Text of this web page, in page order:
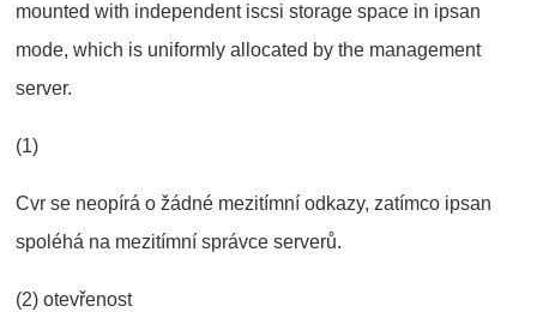
mounted with independent iscsi storage space in ipsan
mode, which is uniformly allocated by the management
server.
(1)
Cvr se neopírá o žádné mezitímní odkazy, zatímco ipsan
spoléhá na mezitímní správce serverů.
(2) otevřenost